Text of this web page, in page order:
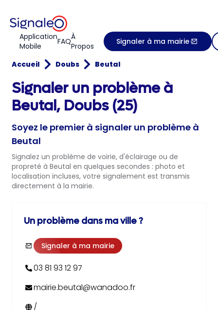
Application
Mobile
FAQÀ
Propos
Signaler à ma mairie
Accueil Doubs Beutal
Signaler un problème à
Beutal, Doubs (25)
Soyez le premier à signaler un problème à
Beutal
Signalez un problème de voirie, d'éclairage ou de
propreté à Beutal en quelques secondes : photo et
localisation incluses, votre signalement est transmis
directement à la mairie.
Un problème dans ma ville ?
Signaler à ma mairie
03 81 93 12 97
mairie.beutal@wanadoo.fr
/